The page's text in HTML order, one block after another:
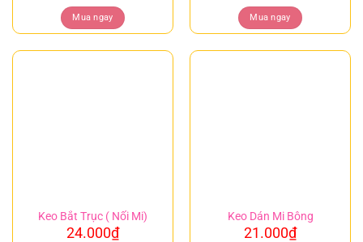
Mua ngay Mua ngay
Keo Bắt Trục ( Nối Mi)
24.000₫
Keo Dán Mi Bông
21.000₫